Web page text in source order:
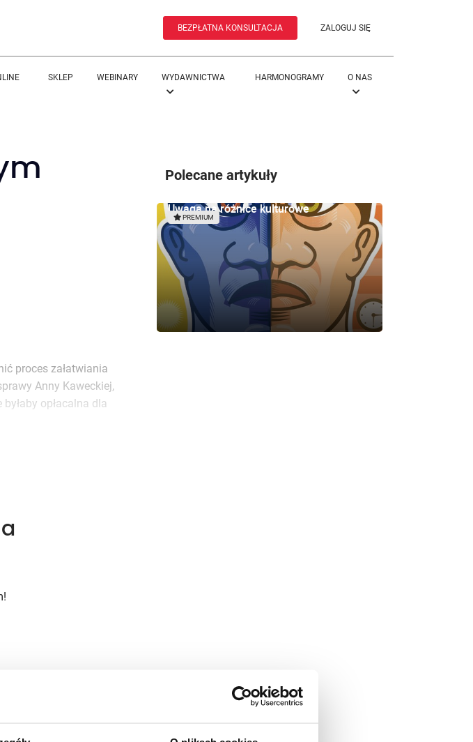
BEZPŁATNA KONSULTACJA ZALOGUJ SIĘ
SKLEP WEBINARY WYDAWNICTWA HARMONOGRAMY O NAS
proces załatwiania
Anny Kaweckiej,
opłacalna dla
Polecane artykuły
Uwaga na różnice kulturowe
PREMIUM